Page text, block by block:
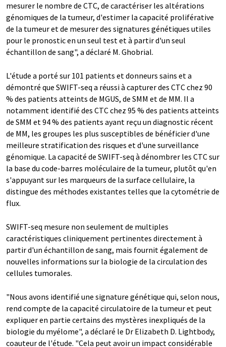
mesurer le nombre de CTC, de caractériser les altérations
génomiques de la tumeur, d'estimer la capacité proliférative
de la tumeur et de mesurer des signatures génétiques utiles
pour le pronostic en un seul test et à partir d'un seul
échantillon de sang", a déclaré M. Ghobrial.
L'étude a porté sur 101 patients et donneurs sains et a
démontré que SWIFT-seq a réussi à capturer des CTC chez 90
% des patients atteints de MGUS, de SMM et de MM. Il a
notamment identifié des CTC chez 95 % des patients atteints
de SMM et 94 % des patients ayant reçu un diagnostic récent
de MM, les groupes les plus susceptibles de bénéficier d'une
meilleure stratification des risques et d'une surveillance
génomique. La capacité de SWIFT-seq à dénombrer les CTC sur
la base du code-barres moléculaire de la tumeur, plutôt qu'en
s'appuyant sur les marqueurs de la surface cellulaire, la
distingue des méthodes existantes telles que la cytométrie de
flux.
SWIFT-seq mesure non seulement de multiples
caractéristiques cliniquement pertinentes directement à
partir d'un échantillon de sang, mais fournit également de
nouvelles informations sur la biologie de la circulation des
cellules tumorales.
"Nous avons identifié une signature génétique qui, selon nous,
rend compte de la capacité circulatoire de la tumeur et peut
expliquer en partie certains des mystères inexpliqués de la
biologie du myélome", a déclaré le Dr Elizabeth D. Lightbody,
coauteur de l'étude. "Cela peut avoir un impact considérable